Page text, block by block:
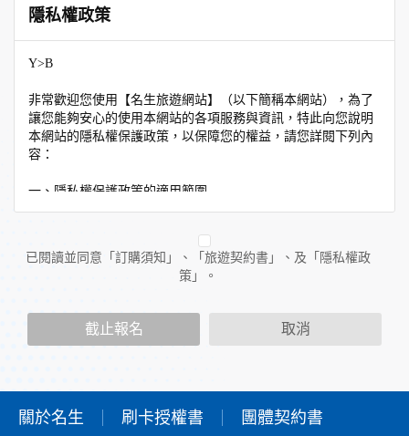
隱私權政策
Y>B
非常歡迎您使用【名生旅遊網站】（以下簡稱本網站），為了
讓您能夠安心的使用本網站的各項服務與資訊，特此向您說明
本網站的隱私權保護政策，以保障您的權益，請您詳閱下列內
容：
一、隱私權保護政策的適用範圍
隱私權保護政策內容，包括本網站如何處理在您使用網站服務
外的相關連結網站，也不適用於非本網站所委託或參與管理的
人員。
當您造訪本網站或使用本網站所提供之功能服務時，我們將視
該服務功能性質，請您提供必要的個人資料，並在該特定目的
本網站在您使用服務信箱、問卷調查等互動性功能時，會保留
您所提供的姓名、電子郵件地址、聯絡方式及使用時間等。
於一般瀏覽時，伺服器會自行記錄相關行徑，包括您使用連線
已閱讀並同意「訂購須知」、「旅遊契約書」、及「隱私權政
策」。
截止報名 取消
關於名生 刷卡授權書
團體契約書